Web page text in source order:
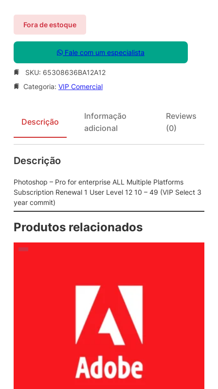
Fora de estoque
Fale com um especialista
SKU: 65308636BA12A12
Categoria: VIP Comercial
Descrição
Informação
adicional
Reviews
(0)
Descrição
Photoshop – Pro for enterprise ALL Multiple Platforms
Subscription Renewal 1 User Level 12 10 – 49 (VIP Select 3
year commit)
Produtos relacionados